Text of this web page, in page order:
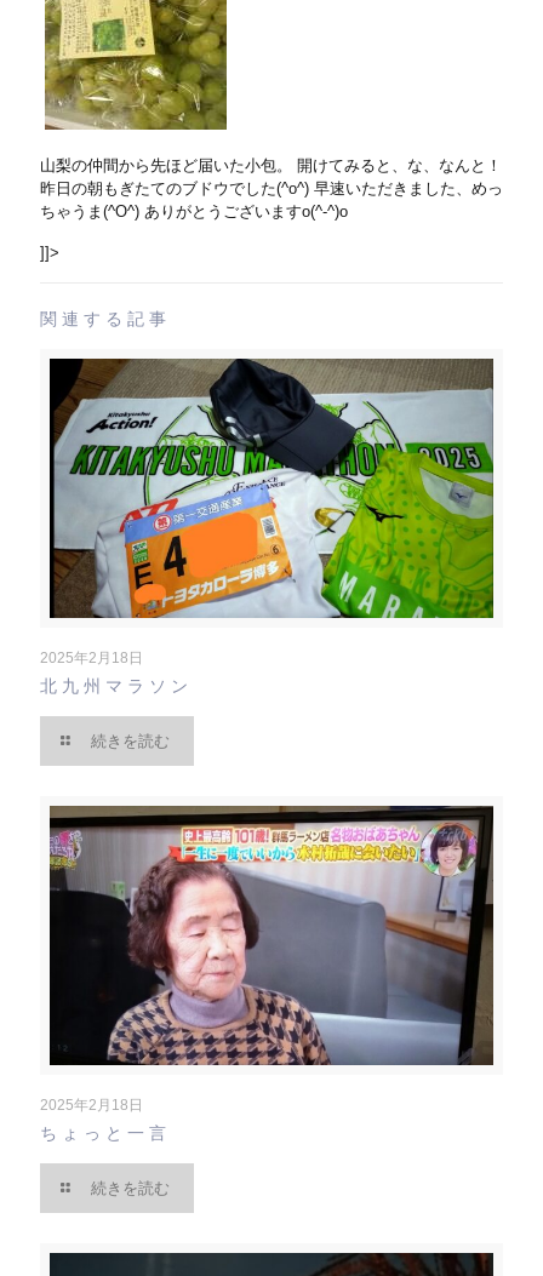
山梨の仲間から先ほど届いた小包。 開けてみると、な、なんと！
昨日の朝もぎたてのブドウでした(^o^) 早速いただきました、めっ
ちゃうま(^O^) ありがとうございますo(^-^)o
]]>
関連する記事
2025年2月18日
北九州マラソン
続きを読む
2025年2月18日
ちょっと一言
続きを読む